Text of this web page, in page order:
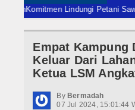
Siak
Nasional
Internasional
Hukrim
Lindungi Petani Sawit,
Empat Kampung
Keluar Dari
Ketua LSM
By Bermadah
07 Jul 2024, 15:01:44